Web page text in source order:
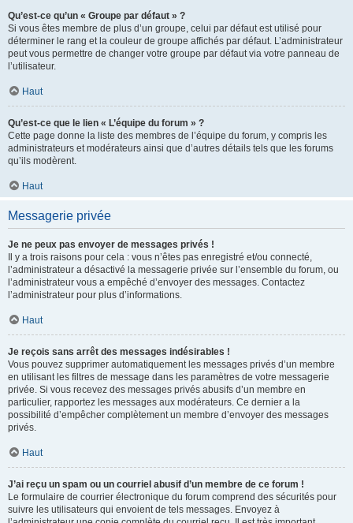
Qu’est-ce qu’un « Groupe par défaut » ?
Si vous êtes membre de plus d’un groupe, celui par défaut est utilisé pour
déterminer le rang et la couleur de groupe affichés par défaut. L’administrateur
peut vous permettre de changer votre groupe par défaut via votre panneau de
l’utilisateur.
Haut
Qu’est-ce que le lien « L’équipe du forum » ?
Cette page donne la liste des membres de l’équipe du forum, y compris les
administrateurs et modérateurs ainsi que d’autres détails tels que les forums
qu’ils modèrent.
Haut
Messagerie privée
Je ne peux pas envoyer de messages privés !
Il y a trois raisons pour cela : vous n’êtes pas enregistré et/ou connecté,
l’administrateur a désactivé la messagerie privée sur l’ensemble du forum, ou
l’administrateur vous a empêché d’envoyer des messages. Contactez
l’administrateur pour plus d’informations.
Haut
Je reçois sans arrêt des messages indésirables !
Vous pouvez supprimer automatiquement les messages privés d’un membre
en utilisant les filtres de message dans les paramètres de votre messagerie
privée. Si vous recevez des messages privés abusifs d’un membre en
particulier, rapportez les messages aux modérateurs. Ce dernier a la
possibilité d’empêcher complètement un membre d’envoyer des messages
privés.
Haut
J’ai reçu un spam ou un courriel abusif d’un membre de ce forum !
Le formulaire de courrier électronique du forum comprend des sécurités pour
suivre les utilisateurs qui envoient de tels messages. Envoyez à